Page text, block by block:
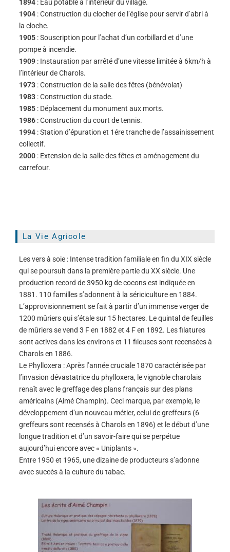
1894 : Eau potable à l’intérieur du village.
1904 : Construction du clocher de l’église pour servir d’abri à
la cloche.
1905 : Souscription pour l’achat d’un corbillard et d’une
pompe à incendie.
1909 : Instauration par arrêté d’une vitesse limitée à 6km/h à
l’intérieur de Charols.
1973 : Construction de la salle des fêtes (bénévolat)
1983 : Construction du stade.
1985 : Déplacement du monument aux morts.
1986 : Construction du court de tennis.
1994 : Station d’épuration et 1ére tranche de l’assainissement
collectif.
2000 : Extension de la salle des fêtes et aménagement du
carrefour.
La Vie Agricole
Les vers à soie : Intense tradition familiale en fin du XIX siècle
qui se poursuit dans la première partie du XX siècle. Une
production record de 3950 kg de cocons est indiquée en
1881. 110 familles s’adonnent à la sériciculture en 1884.
L’approvisionnement se fait à partir d’un immense verger de
1200 mûriers qui s’étale sur 15 hectares. Le quintal de feuilles
de mûriers se vend 3 F en 1882 et 4 F en 1892. Les filatures
sont actives dans les environs et 11 fileuses sont recensées à
Charols en 1886.
Le Phylloxera : Après l’année cruciale 1870 caractérisée par
l’invasion dévastatrice du phylloxera, le vignoble charolais
renaît avec le greffage des plans français sur des plans
américains (Aimé Champin). Ceci marque, par exemple, le
développement d’un nouveau métier, celui de greffeurs (6
greffeurs sont recensés à Charols en 1896) et le début d’une
longue tradition et d’un savoir-faire qui se perpétue
aujourd’hui encore avec « Uniplants ».
Entre 1950 et 1965, une dizaine de producteurs s’adonne
avec succès à la culture du tabac.